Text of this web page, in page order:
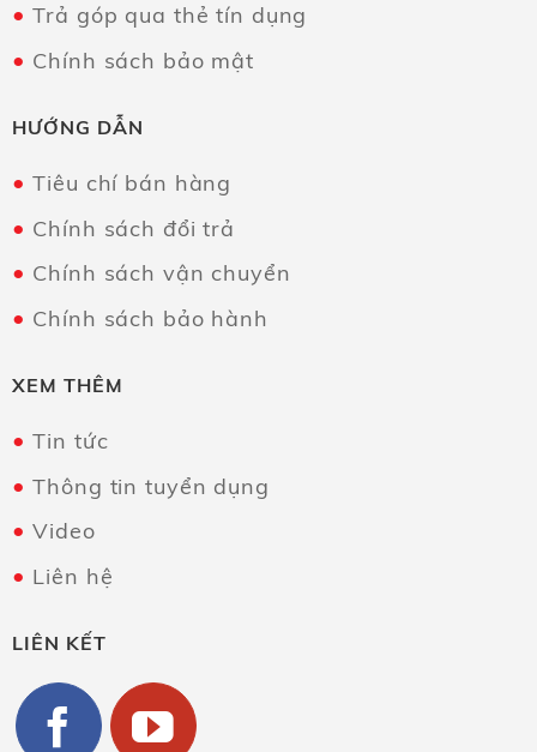
Trả góp qua thẻ tín dụng
Chính sách bảo mật
HƯỚNG DẪN
Tiêu chí bán hàng
Chính sách đổi trả
Chính sách vận chuyển
Chính sách bảo hành
XEM THÊM
Tin tức
Thông tin tuyển dụng
Video
Liên hệ
LIÊN KẾT